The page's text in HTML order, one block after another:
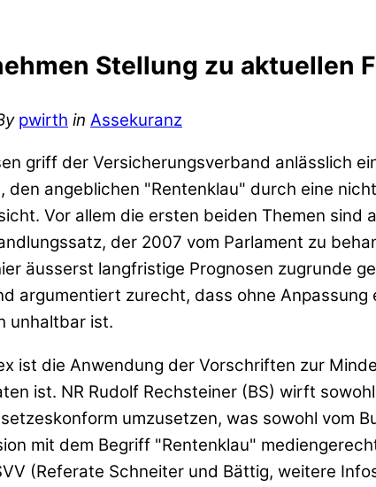
Stellung zu aktuellen
pwirth in Assekuranz
griff der Versicherungsverband anlässlich
den angeblichen "Rentenklau" durch eine
Vor allem die ersten beiden Themen
der 2007 vom Parlament zu
äusserst langfristige Prognosen zugrunde
argumentiert zurecht, dass ohne
unhaltbar ist.
ist die Anwendung der Vorschriften zur
ist. NR Rudolf Rechsteiner (BS) wirft
umzusetzen, was sowohl vom
mit dem Begriff "Rentenklau"
(Referate Schneiter und Bättig, weitere